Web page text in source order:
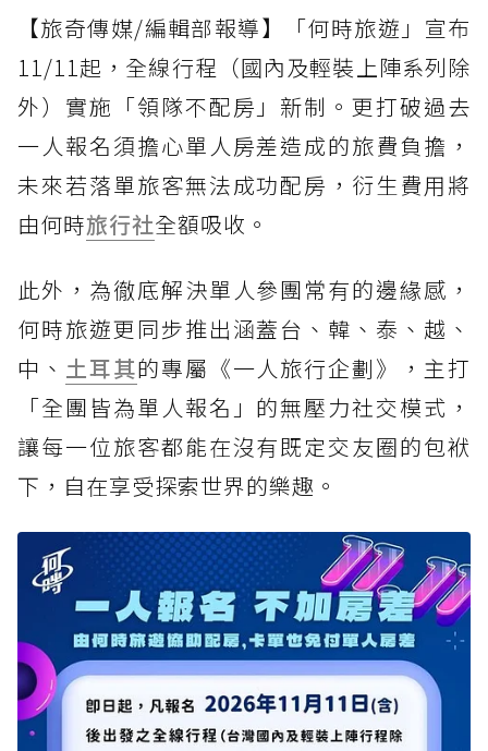
【旅奇傳媒/編輯部報導】「何時旅遊」宣布
11/11起，全線行程（國內及輕裝上陣系列除
外）實施「領隊不配房」新制。更打破過去
一人報名須擔心單人房差造成的旅費負擔，
未來若落單旅客無法成功配房，衍生費用將
由何時旅行社全額吸收。
此外，為徹底解決單人參團常有的邊緣感，
何時旅遊更同步推出涵蓋台、韓、泰、越、
中、 土耳其的專屬《一人旅行企劃》，主打
「全團皆為單人報名」的無壓力社交模式，
讓每一位旅客都能在沒有既定交友圈的包袱
下，自在享受探索世界的樂趣。